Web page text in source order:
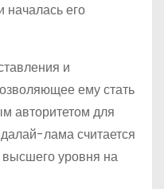
его
и
ему стать
авторитетом для
лама считается
уровня на